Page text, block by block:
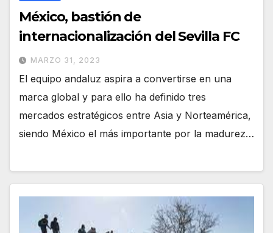
México, bastión de
internacionalización del Sevilla FC
MARZO 31, 2023
El equipo andaluz aspira a convertirse en una
marca global y para ello ha definido tres
mercados estratégicos entre Asia y Norteamérica,
siendo México el más importante por la madurez…